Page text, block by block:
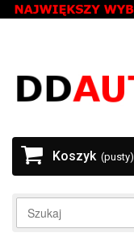
Koszyk (pusty)